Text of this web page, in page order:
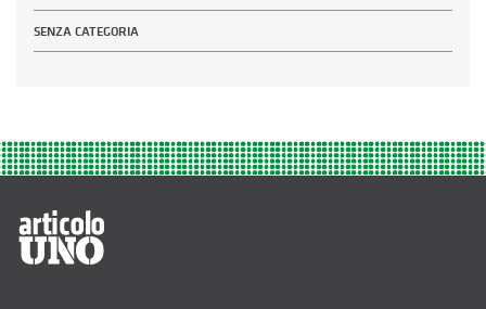
SENZA CATEGORIA